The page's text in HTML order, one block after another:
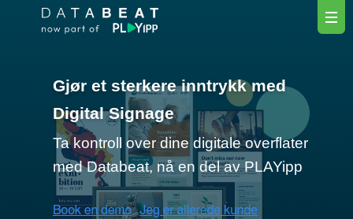
Gjør et sterkere inntrykk med
Digital Signage
Ta kontroll over dine digitale overflater
med Databeat, nå en del av PLAYipp